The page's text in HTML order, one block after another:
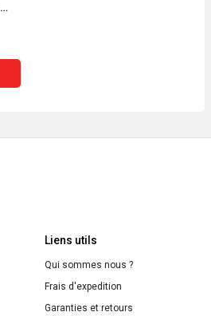
Liens utils
Qui sommes nous ?
Frais d'expedition
Garanties et retours